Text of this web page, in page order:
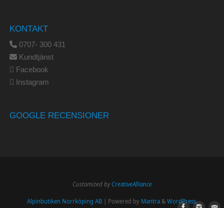
KONTAKT
0707- 300 431
Kundtjänst
Facebook
Instagram
GOOGLE RECENSIONER
Customized byCreativeAlliance
Alpinbutiken Norrköping AB| Powered by Mantra& WordPress.